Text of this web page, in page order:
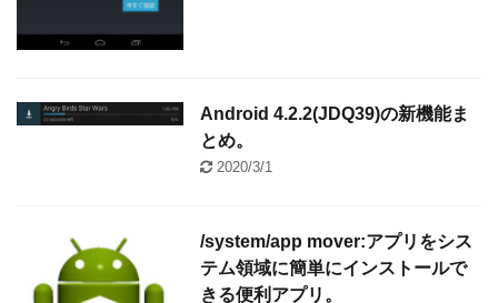
Android 4.2.2(JDQ39)の新機能ま
とめ。
2020/3/1
/system/app mover:アプリをシス
テム領域に簡単にインストールで
きる便利アプリ。